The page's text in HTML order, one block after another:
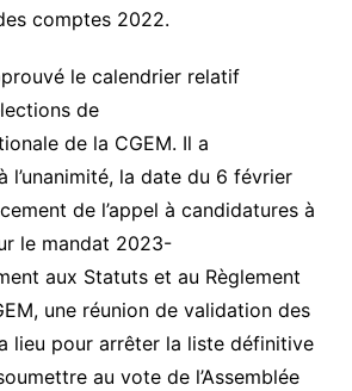
comptes 2022.
le calendrier relatif
de
de la CGEM. Il a
l’unanimité, la date du 6 février
de l’appel à candidatures à
le mandat 2023-
aux Statuts et au Règlement
une réunion de validation des
lieu pour arrêter la liste définitive
au vote de l’Assemblée